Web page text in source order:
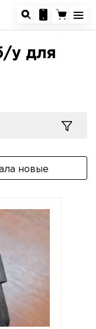
у для
новые